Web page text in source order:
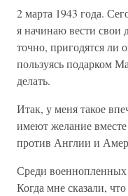
2 марта 1943 года.
я начинаю вести свои
точно, пригодятся ли
пользуясь подарком
делать.
Итак, у меня такое
имеют желание
против Англии и
Среди
Когда мне сказали,